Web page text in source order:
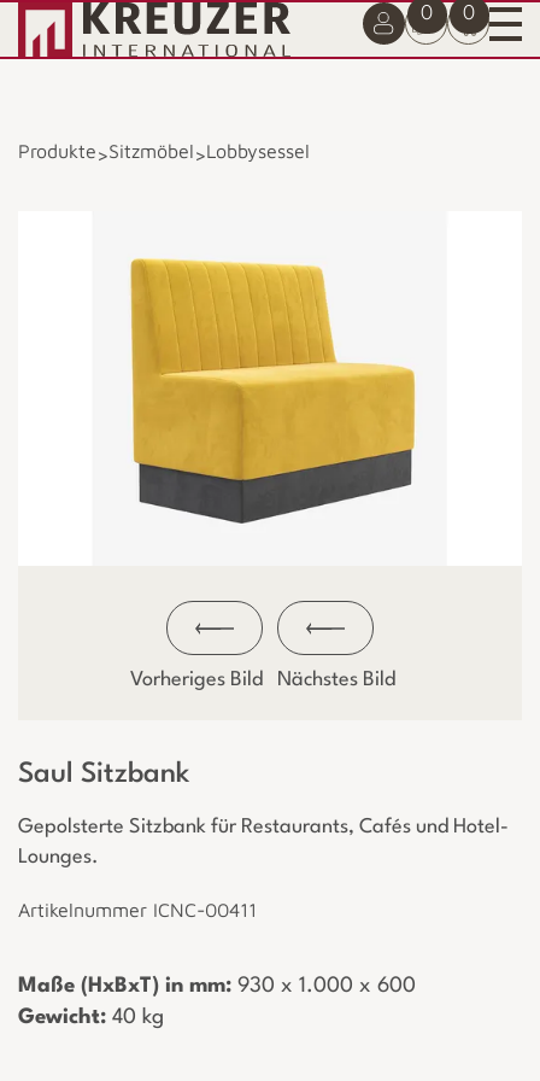
0 0
Produkte>Sitzmöbel>Lobbysessel
Vorheriges Bild Nächstes Bild
Saul Sitzbank
Gepolsterte Sitzbank für Restaurants, Cafés und Hotel-
Lounges.
Artikelnummer ICNC-00411
Maße (HxBxT) in mm: ­ 930 x 1.000 x 600
Gewicht: ­ 40 kg